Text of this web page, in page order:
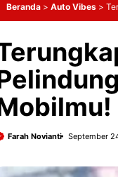
Beranda > Auto Vibes >
Farah Novianti September